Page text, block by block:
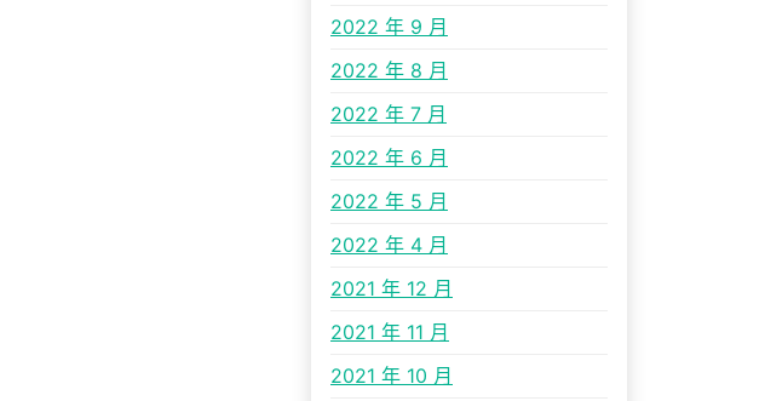
2022 年 9 月
2022 年 8 月
2022 年 7 月
2022 年 6 月
2022 年 5 月
2022 年 4 月
2021 年 12 月
2021 年 11 月
2021 年 10 月